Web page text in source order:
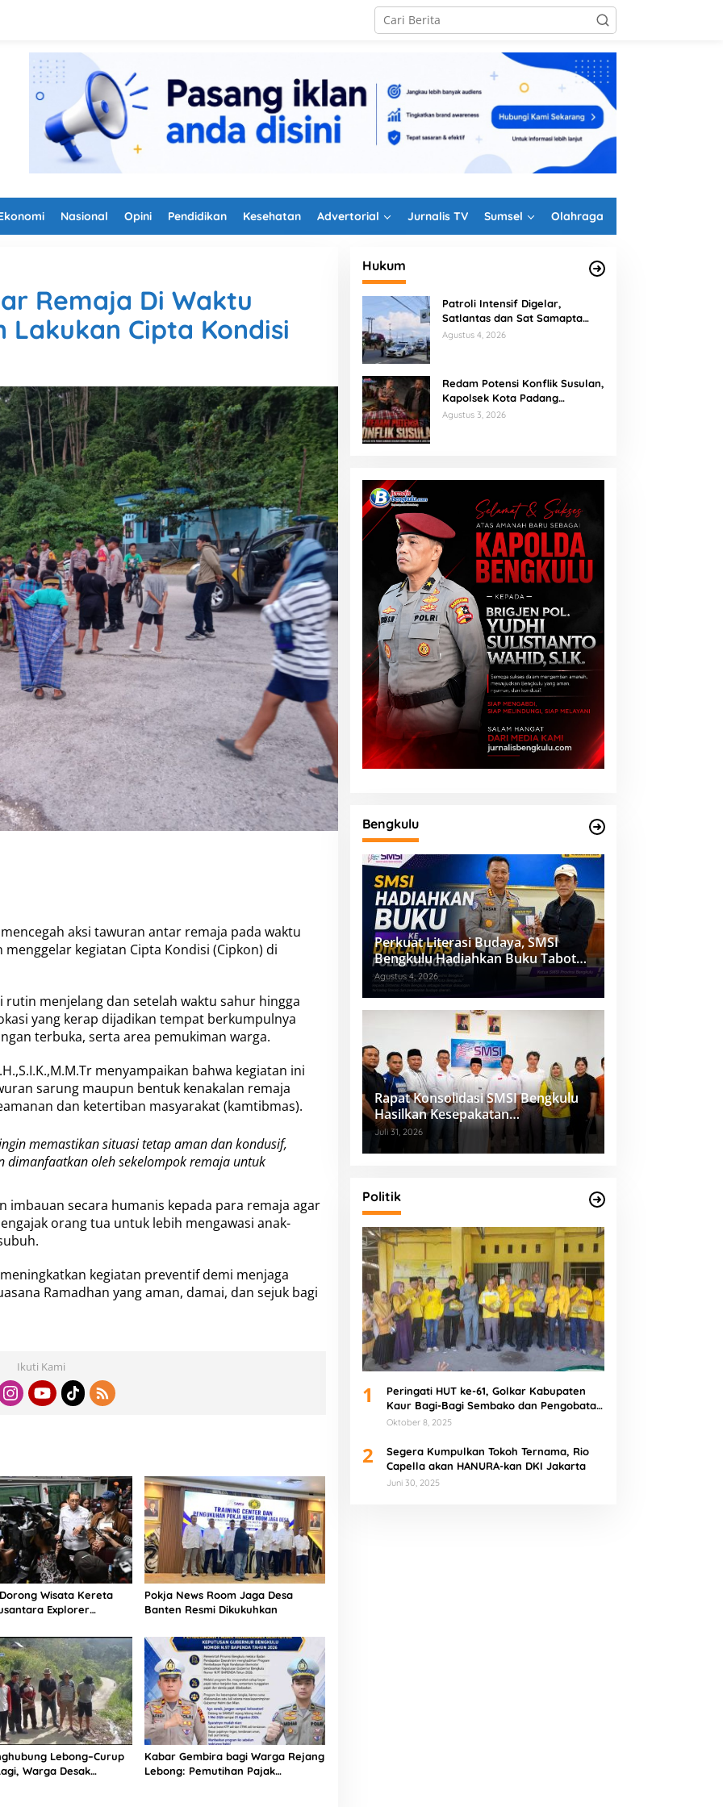
Nasional Opini Pendidikan Kesehatan Advertorial Jurnalis TV Sumsel Olahraga
Remaja Di Waktu
Lakukan Cipta Kondisi
aksi tawuran antar remaja pada waktu
kegiatan Cipta Kondisi (Cipkon) di
menjelang dan setelah waktu sahur hingga
yang kerap dijadikan tempat berkumpulnya
terbuka, serta area pemukiman warga.
menyampaikan bahwa kegiatan ini
sarung maupun bentuk kenakalan remaja
dan ketertiban masyarakat (kamtibmas).
memastikan situasi tetap aman dan kondusif,
dimanfaatkan oleh sekelompok remaja untuk
imbauan secara humanis kepada para remaja agar
orang tua untuk lebih mengawasi anak-
kegiatan preventif demi menjaga
Ramadhan yang aman, damai, dan sejuk bagi
Ikuti Kami
Wisata Kereta
Explorer
Pokja News Room Jaga Desa
Banten Resmi Dikukuhkan
Lebong–Curup
Warga Desak
Kabar Gembira bagi Warga Rejang
Lebong: Pemutihan Pajak
Hukum
Patroli Intensif Digelar,
Satlantas dan Sat Samapta
Polres Rejang Lebong
Agustus 4, 2026
Redam Potensi Konflik Susulan,
Kapolsek Kota Padang
Sambangi Kediaman Korban
Agustus 3, 2026
Bengkulu
Perkuat Literasi Budaya, SMSI
Bengkulu Hadiahkan Buku Tabot
untuk Dirlantas Polda
Agustus 4, 2026
Rapat Konsolidasi SMSI Bengkulu
Hasilkan Kesepakatan
Pembentukan Pokja Newsroom
Kolaboratif
Juli 31, 2026
Politik
1
Peringati HUT ke-61, Golkar Kabupaten
Kaur Bagi-Bagi Sembako dan Pengobatan
Gratis
Oktober 8, 2025
2
Segera Kumpulkan Tokoh Ternama, Rio
Capella akan HANURA-kan DKI Jakarta
Juni 30, 2025